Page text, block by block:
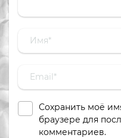
Сохранить моё
браузере для
комментариев.